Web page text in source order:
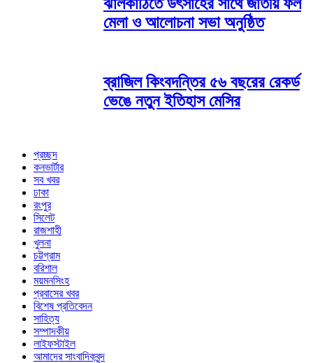
ঝালকাঠিতে উৎসাহের সাথে জাতীয় ফল
মেলা ও আলোচনা সভা অনুষ্ঠিত
ব্রাজিল কিংবদন্তির ৫৬ বছরের রেকর্ড
ভেঙে নতুন ইতিহাস মেসির
প্রচ্ছদ
কনভার্টার
সব খবর
ঢাকা
রংপুর
সিলেট
রাজশাহী
খুলনা
চট্টগ্রাম
বরিশাল
ময়মনসিংহ
প্রবাসের খবর
বিশেষ প্রতিবেদন
সাহিত্য
সম্পাদকীয়
লাইফস্টাইল
আমাদের সাংবাদিকবৃন্দ